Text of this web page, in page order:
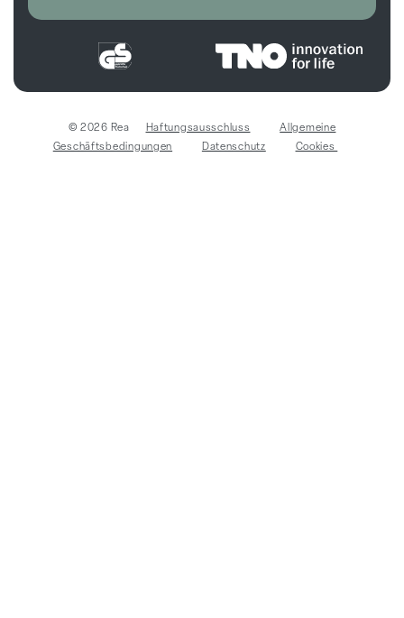
© 2026 Rea Haftungsausschluss
Allgemeine
Geschäftsbedingungen
Datenschutz Cookies